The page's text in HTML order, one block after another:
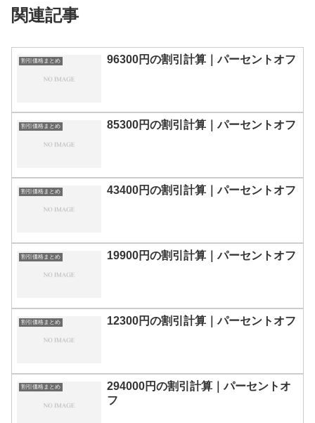
関連記事
割引価格まとめ 96300円の割引計算｜パーセントオフ
割引価格まとめ 85300円の割引計算｜パーセントオフ
割引価格まとめ 43400円の割引計算｜パーセントオフ
割引価格まとめ 19900円の割引計算｜パーセントオフ
割引価格まとめ 12300円の割引計算｜パーセントオフ
割引価格まとめ
294000円の割引計算｜パーセントオ
フ